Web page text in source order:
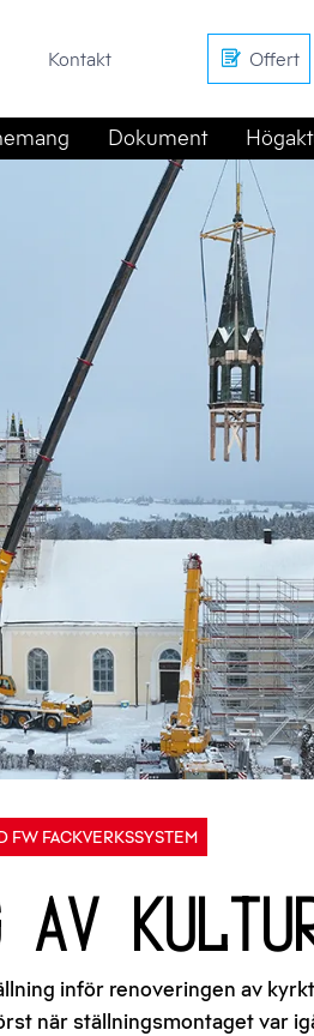
Kontakt Offert
Dokument
FW FACKVERKSSYSTEM
av
inför renoveringen av
när ställningsmontaget var